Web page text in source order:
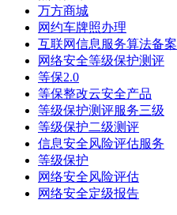
万方商城
网约车牌照办理
互联网信息服务算法备案
网络安全等级保护测评
等保2.0
等保整改云安全产品
等级保护测评服务三级
等级保护二级测评
信息安全风险评估服务
等级保护
网络安全风险评估
网络安全定级报告